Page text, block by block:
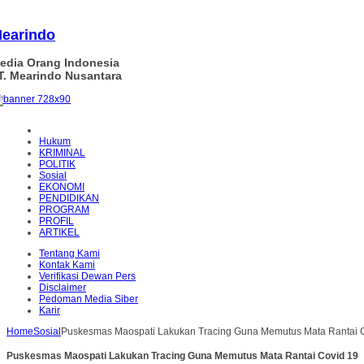
Orang Indonesia
Mearindo Nusantara
Hukum
KRIMINAL
POLITIK
Sosial
EKONOMI
PENDIDIKAN
PROGRAM
PROFIL
ARTIKEL
Tentang Kami
Kontak Kami
Verifikasi Dewan Pers
Disclaimer
Pedoman Media Siber
Karir
HomeSosial Puskesmas Maospati Lakukan Tracing Guna Memutus Mata Rantai
Puskesmas Maospati Lakukan Tracing Guna Memutus Mata Rantai Covid 19